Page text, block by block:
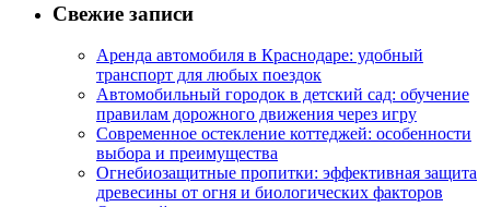
Свежие записи
Аренда автомобиля в Краснодаре: удобный
транспорт для любых поездок
Автомобильный городок в детский сад: обучение
правилам дорожного движения через игру
Современное остекление коттеджей: особенности
выбора и преимущества
Огнебиозащитные пропитки: эффективная защита
древесины от огня и биологических факторов